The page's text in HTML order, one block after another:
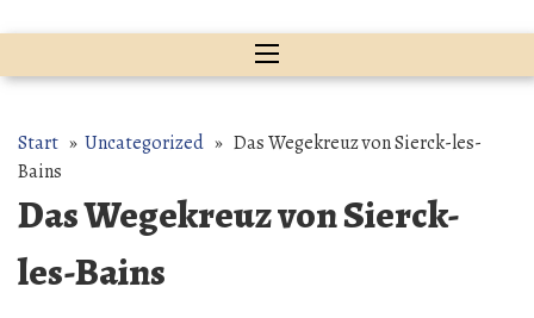
Start » Uncategorized » Das Wegekreuz von Sierck-les-
Bains
Das Wegekreuz von Sierck-
les-Bains